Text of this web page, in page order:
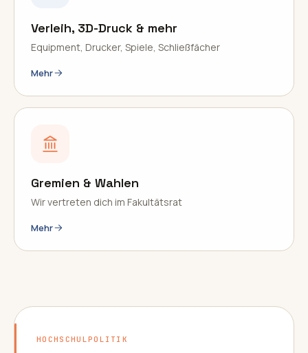
Verleih, 3D-Druck & mehr
Equipment, Drucker, Spiele, Schließfächer
Mehr
Gremien & Wahlen
Wir vertreten dich im Fakultätsrat
Mehr
HOCHSCHULPOLITIK